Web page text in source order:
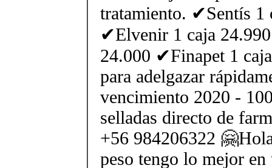
tratamiento. ✔Sentís 1
✔Elvenir 1 caja
24.000 ✔Finapet 1
para adelgazar
vencimiento 2020 -
selladas directo de
+56 984206322
peso tengo lo mejor en